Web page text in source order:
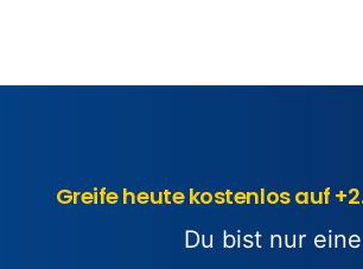
Greife heute kostenlos auf
Du bist nur